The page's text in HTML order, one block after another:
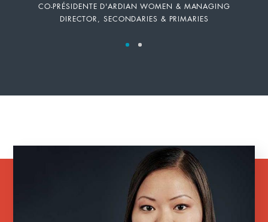
CO-PRÉSIDENTE D'ARDIAN WOMEN & MANAGING
DIRECTOR, SECONDARIES & PRIMARIES